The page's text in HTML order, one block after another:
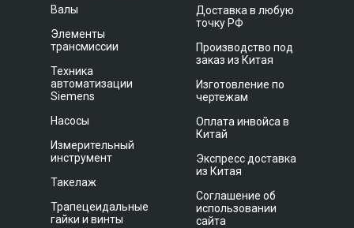
Валы
Элементы
трансмиссии
Техника
автоматизации
Siemens
Насосы
Измерительный
инструмент
Такелаж
Трапецеидальные
гайки и винты
Доставка в любую
точку РФ
Производство под
заказ из Китая
Изготовление по
чертежам
Оплата инвойса в
Китай
Экспресс доставка
из Китая
Соглашение об
использовании
сайта